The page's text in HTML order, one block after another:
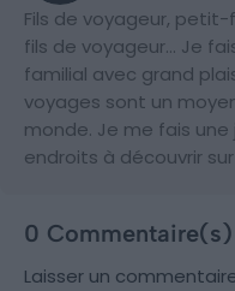
Fils de voyageur,
fils de voyageur… Je
familial avec grand
voyages sont un
monde. Je me fais
endroits à découvrir
0 Commentaire(s)
Laisser un